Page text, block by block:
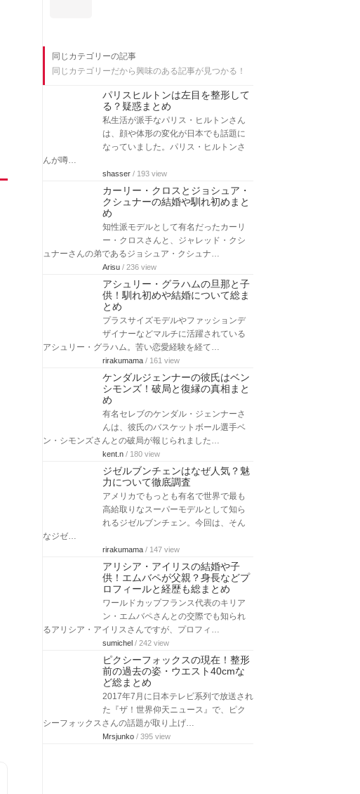
同じカテゴリーの記事
同じカテゴリーだから興味のある記事が見つかる！
パリスヒルトンは左目を整形して
る？疑惑まとめ
私生活が派手なパリス・ヒルトンさん
は、顔や体形の変化が日本でも話題に
なっていました。パリス・ヒルトンさ
んが噂…
shasser / 193 view
カーリー・クロスとジョシュア・
クシュナーの結婚や馴れ初めまと
め
知性派モデルとして有名だったカーリ
ー・クロスさんと、ジャレッド・クシ
ュナーさんの弟であるジョシュア・クシュナ…
Arisu / 236 view
アシュリー・グラハムの旦那と子
供！馴れ初めや結婚について総ま
とめ
プラスサイズモデルやファッションデ
ザイナーなどマルチに活躍されている
アシュリー・グラハム。苦い恋愛経験を経て…
rirakumama / 161 view
ケンダルジェンナーの彼氏はベン
シモンズ！破局と復縁の真相まと
め
有名セレブのケンダル・ジェンナーさ
んは、彼氏のバスケットボール選手ベ
ン・シモンズさんとの破局が報じられました…
kent.n / 180 view
ジゼルブンチェンはなぜ人気？魅
力について徹底調査
アメリカでもっとも有名で世界で最も
高給取りなスーパーモデルとして知ら
れるジゼルブンチェン。今回は、そん
なジゼ…
rirakumama / 147 view
アリシア・アイリスの結婚や子
供！エムバペが父親？身長などプ
ロフィールと経歴も総まとめ
ワールドカップフランス代表のキリア
ン・エムバペさんとの交際でも知られ
るアリシア・アイリスさんですが、プロフィ…
sumichel / 242 view
ピクシーフォックスの現在！整形
前の過去の姿・ウエスト40cmな
ど総まとめ
2017年7月に日本テレビ系列で放送され
た『ザ！世界仰天ニュース』で、ピク
シーフォックスさんの話題が取り上げ…
Mrsjunko / 395 view